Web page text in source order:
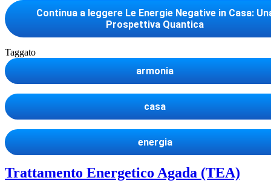
Continua a leggere Le Energie Negative in Casa:
Prospettiva Quantica
Taggato
armonia
casa
energia
Trattamento Energetico Agada (TEA)